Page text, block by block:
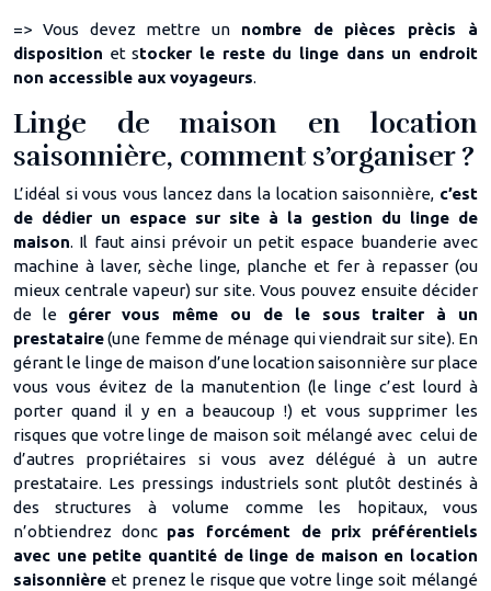
=> Vous devez mettre un nombre de pièces prècis à
disposition et stocker le reste du linge dans un endroit
non accessible aux voyageurs.
Linge de maison en location
saisonnière, comment s’organiser ?
L’idéal si vous vous lancez dans la location saisonnière, c’est
de dédier un espace sur site à la gestion du linge de
maison. Il faut ainsi prévoir un petit espace buanderie avec
machine à laver, sèche linge, planche et fer à repasser (ou
mieux centrale vapeur) sur site. Vous pouvez ensuite décider
de le gérer vous même ou de le sous traiter à un
prestataire(une femme de ménage qui viendrait sur site). En
gérant le linge de maison d’une location saisonnière sur place
vous vous évitez de la manutention (le linge c’est lourd à
porter quand il y en a beaucoup !) et vous supprimer les
risques que votre linge de maison soit mélangé avec celui de
d’autres propriétaires si vous avez délégué à un autre
prestataire. Les pressings industriels sont plutôt destinés à
des structures à volume comme les hopitaux, vous
n’obtiendrez donc pas forcément de prix préférentiels
avec une petite quantité de linge de maison en location
saisonnière et prenez le risque que votre linge soit mélangé